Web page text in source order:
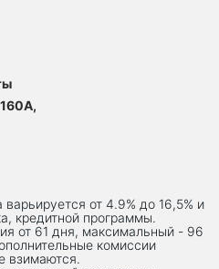
варьируется от 4.9% до 16,5% и
кредитной программы.
от 61 дня, максимальный - 96
комиссии
взимаются.